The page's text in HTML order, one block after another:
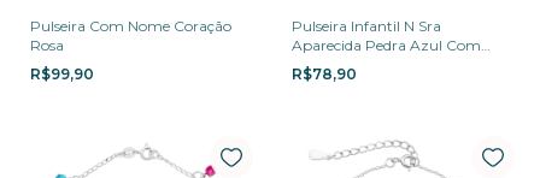
Pulseira Com Nome Coração
Rosa
R$99,90
Pulseira Infantil N Sra
Aparecida Pedra Azul Com
Nome
R$78,90